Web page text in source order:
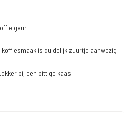
geur
koffiesmaak is duidelijk zuurtje aanwezig
bij een pittige kaas